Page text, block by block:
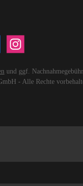
und ggf.
- Alle Rechte